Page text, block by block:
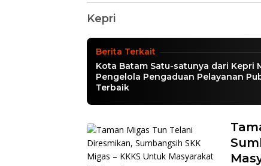
Kepri
Batam
News Update
Berita Terkait
Kota Batam Satu-satunya dari Kepri
Pengelola Pengaduan Pelayanan
Terbaik